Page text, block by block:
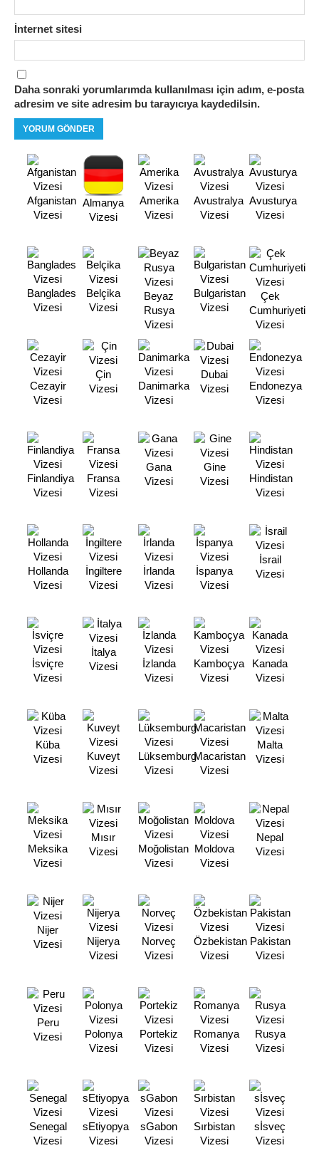
İnternet sitesi
Daha sonraki yorumlarımda kullanılması için adım, e-posta
adresim ve site adresim bu tarayıcıya kaydedilsin.
Afganistan
Vizesi
Almanya
Vizesi
Amerika
Vizesi
Avustralya
Vizesi
Avusturya
Vizesi
Banglades
Vizesi
Belçika
Vizesi
Beyaz
Rusya
Vizesi
Bulgaristan
Vizesi
Çek
Cumhuriyeti
Vizesi
Cezayir
Vizesi
Çin
Vizesi
Danimarka
Vizesi
Dubai
Vizesi
Endonezya
Vizesi
Finlandiya
Vizesi
Fransa
Vizesi
Gana
Vizesi
Gine
Vizesi
Hindistan
Vizesi
Hollanda
Vizesi
İngiltere
Vizesi
İrlanda
Vizesi
İspanya
Vizesi
İsrail
Vizesi
İsviçre
Vizesi
İtalya
Vizesi
İzlanda
Vizesi
Kamboçya
Vizesi
Kanada
Vizesi
Küba
Vizesi
Kuveyt
Vizesi
Lüksemburg
Vizesi
Macaristan
Vizesi
Malta
Vizesi
Meksika
Vizesi
Mısır
Vizesi
Moğolistan
Vizesi
Moldova
Vizesi
Nepal
Vizesi
Nijer
Vizesi
Nijerya
Vizesi
Norveç
Vizesi
Özbekistan
Vizesi
Pakistan
Vizesi
Peru
Vizesi
Polonya
Vizesi
Portekiz
Vizesi
Romanya
Vizesi
Rusya
Vizesi
Senegal
Vizesi
sEtiyopya
Vizesi
sGabon
Vizesi
Sırbistan
Vizesi
sİsveç
Vizesi